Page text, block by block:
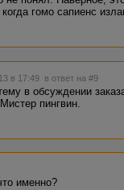
гомо сапиенс
в 17:49 в ответ на #9
в обсуждении
пингвин.
именно?